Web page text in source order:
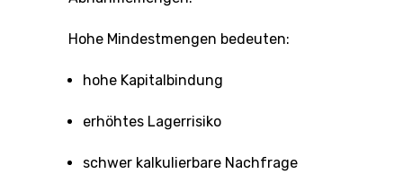
Hohe Mindestmengen bedeuten:
hohe Kapitalbindung
erhöhtes Lagerrisiko
schwer kalkulierbare Nachfrage